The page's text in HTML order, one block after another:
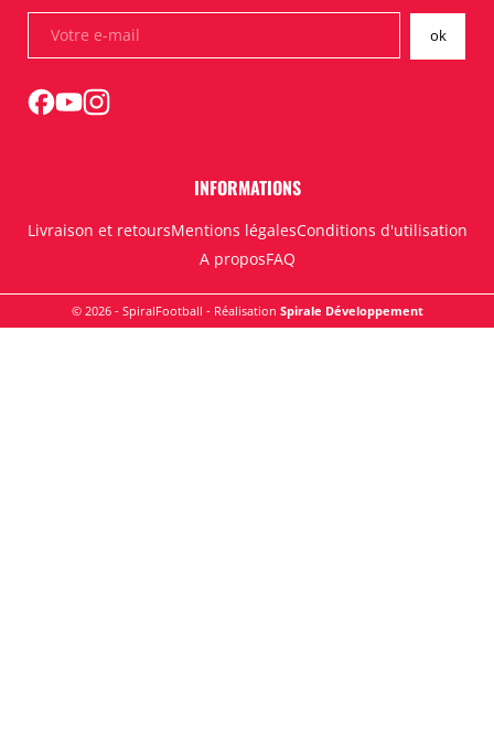
INFORMATIONS
Livraison et retoursMentions légalesConditions d'utilisation
A proposFAQ
© 2026 - SpiralFootball - Réalisation Spirale Développement